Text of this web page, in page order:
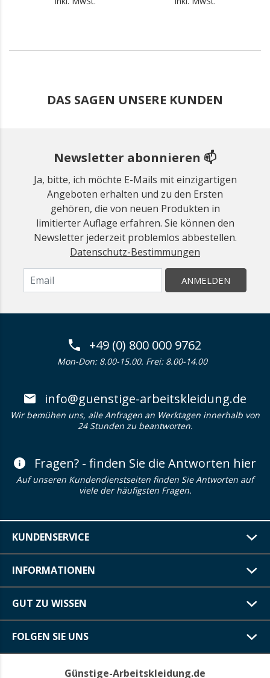
DAS SAGEN UNSERE KUNDEN
Newsletter abonnieren 📫
Ja, bitte, ich möchte E-Mails mit einzigartigen
Angeboten erhalten und zu den Ersten
gehören, die von neuen Produkten in
limitierter Auflage erfahren. Sie können den
Newsletter jederzeit problemlos abbestellen.
Datenschutz-Bestimmungen
ANMELDEN
+49 (0) 800 000 9762
Mon-Don: 8.00-15.00. Frei: 8.00-14.00
info@guenstige-arbeitskleidung.de
Wir bemühen uns, alle Anfragen an Werktagen innerhalb von
24 Stunden zu beantworten.
Fragen? - finden Sie die Antworten hier
Auf unseren Kundendienstseiten finden Sie Antworten auf
viele der häufigsten Fragen.
KUNDENSERVICE
INFORMATIONEN
GUT ZU WISSEN
FOLGEN SIE UNS
Günstige-Arbeitskleidung.de